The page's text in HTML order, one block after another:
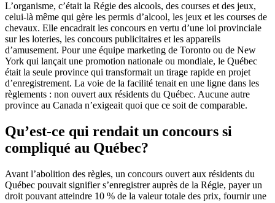
L’organisme, c’était la Régie des alcools, des courses et des jeux,
celui-là même qui gère les permis d’alcool, les jeux et les courses de
chevaux. Elle encadrait les concours en vertu d’une loi provinciale
sur les loteries, les concours publicitaires et les appareils
d’amusement. Pour une équipe marketing de Toronto ou de New
York qui lançait une promotion nationale ou mondiale, le Québec
était la seule province qui transformait un tirage rapide en projet
d’enregistrement. La voie de la facilité tenait en une ligne dans les
règlements : non ouvert aux résidents du Québec. Aucune autre
province au Canada n’exigeait quoi que ce soit de comparable.
Qu’est-ce qui rendait un concours si
compliqué au Québec?
Avant l’abolition des règles, un concours ouvert aux résidents du
Québec pouvait signifier s’enregistrer auprès de la Régie, payer un
droit pouvant atteindre 10 % de la valeur totale des prix, fournir une